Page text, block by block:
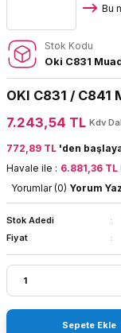
Bu
Stok Kodu
Oki C831
OKI C831 / C841
7.243,54 TL Kdv
772,89 TL 'den
Havale ile : 6.881,36 TL
Yorumlar (0) Yorum Yaz
Stok Adedi
Fiyat
Sepete Ekle